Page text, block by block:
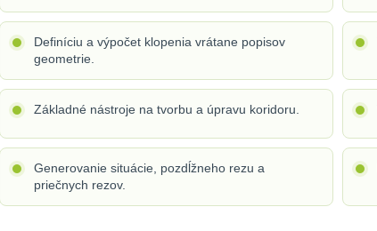
Definíciu a výpočet klopenia vrátane popisov
geometrie.
Základné nástroje na tvorbu a úpravu koridoru.
Generovanie situácie, pozdĺžneho rezu a
priečnych rezov.